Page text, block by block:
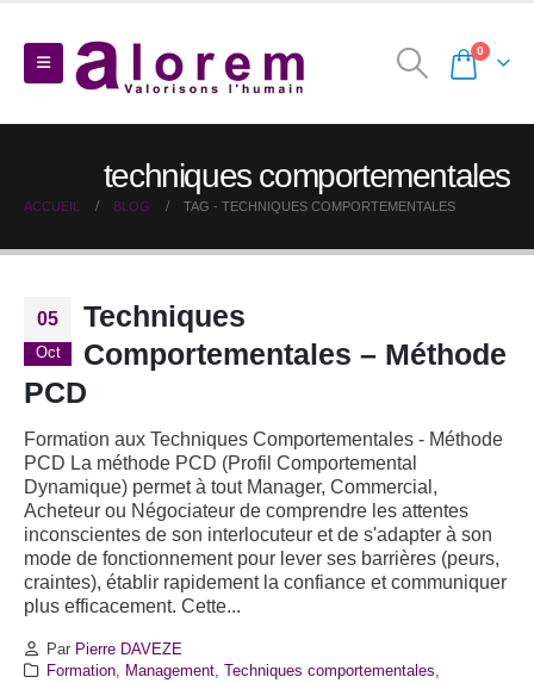
0
techniques comportementales
ACCUEIL BLOG TAG - TECHNIQUES COMPORTEMENTALES
05
Oct
Techniques
Comportementales – Méthode
PCD
Formation aux Techniques Comportementales - Méthode
PCD La méthode PCD (Profil Comportemental
Dynamique) permet à tout Manager, Commercial,
Acheteur ou Négociateur de comprendre les attentes
inconscientes de son interlocuteur et de s'adapter à son
mode de fonctionnement pour lever ses barrières (peurs,
craintes), établir rapidement la confiance et communiquer
plus efficacement. Cette...
Par Pierre DAVEZE
Formation, Management, Techniques comportementales,